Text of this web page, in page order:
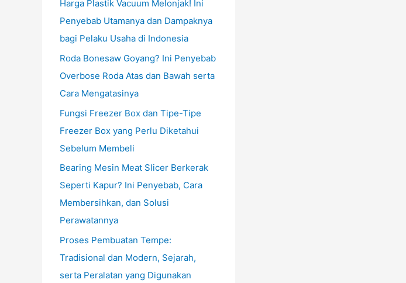
Harga Plastik Vacuum Melonjak! Ini
Penyebab Utamanya dan Dampaknya
bagi Pelaku Usaha di Indonesia
Roda Bonesaw Goyang? Ini Penyebab
Overbose Roda Atas dan Bawah serta
Cara Mengatasinya
Fungsi Freezer Box dan Tipe-Tipe
Freezer Box yang Perlu Diketahui
Sebelum Membeli
Bearing Mesin Meat Slicer Berkerak
Seperti Kapur? Ini Penyebab, Cara
Membersihkan, dan Solusi
Perawatannya
Proses Pembuatan Tempe:
Tradisional dan Modern, Sejarah,
serta Peralatan yang Digunakan